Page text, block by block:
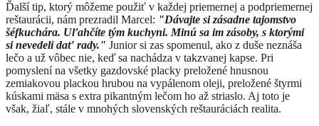
Ďalší tip, ktorý môžeme použiť v každej priemernej a podpriemernej
reštaurácii, nám prezradil Marcel: "Dávajte sizásadne tajomstvo
šéfkuchára. Uľahčíte tým kuchyni. Minú sa im zásoby, s ktorými
si nevedeli dať rady." Junior si zas spomenul, ako z duše neznáša
lečo a už vôbec nie, keď sa nachádza v takzvanej kapse. Pri
pomyslení na všetky gazdovské placky preložené hnusnou
zemiakovou plackou hrubou na vypálenom oleji, preložené štyrmi
kúskami mäsa s extra pikantným lečom ho až striaslo. Aj toto je
však, žiaľ, stále v mnohých slovenských reštauráciách realita.